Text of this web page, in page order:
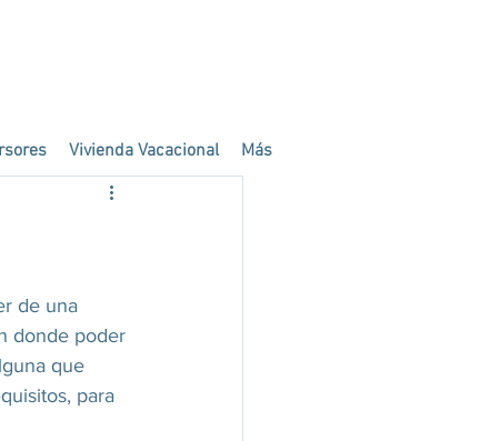
de una
donde poder
que
para
Vivienda Vacacional Más